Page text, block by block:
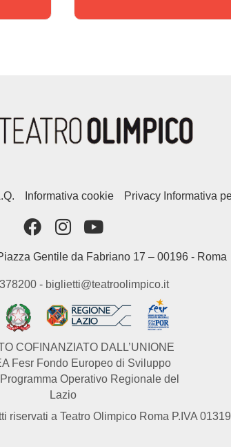
Informativa cookie Privacy Informativa
Gentile da Fabriano 17 – 00196 - Roma
- biglietti@teatroolimpico.it
COFINANZIATO DALL’UNIONE
Fesr Fondo Europeo di Sviluppo
Operativo Regionale del
Lazio
riservati a Teatro Olimpico Roma P.IVA